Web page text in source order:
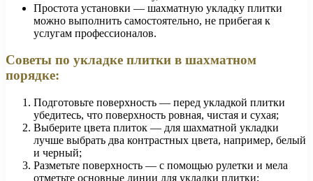
Простота установки — шахматную укладку плитки
можно выполнить самостоятельно, не прибегая к
услугам профессионалов.
Советы по укладке плитки в шахматном
порядке:
Подготовьте поверхность — перед укладкой плитки
убедитесь, что поверхность ровная, чистая и сухая;
Выберите цвета плиток — для шахматной укладки
лучше выбрать два контрастных цвета, например, белый
и черный;
Разметьте поверхность — с помощью рулетки и мела
отметьте основные линии для укладки плитки;